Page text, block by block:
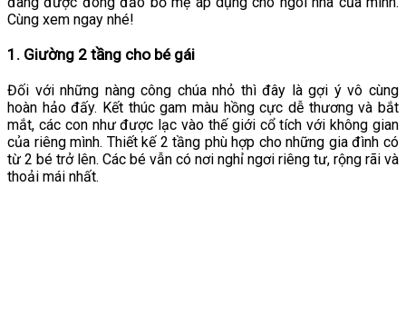
Cùng xem ngay nhé!
1 . Giường 2 tầng cho bé gái
Đối với những nàng công chúa nhỏ thì đây là gợi ý vô cùng
hoàn hảo đấy. Kết thúc gam màu hồng cực dễ thương và bắt
mắt, các con như được lạc vào thế giới cổ tích với không gian
của riêng mình. Thiết kế 2 tầng phù hợp cho những gia đình có
từ 2 bé trở lên. Các bé vẫn có nơi nghỉ ngơi riêng tư, rộng rãi và
thoải mái nhất.